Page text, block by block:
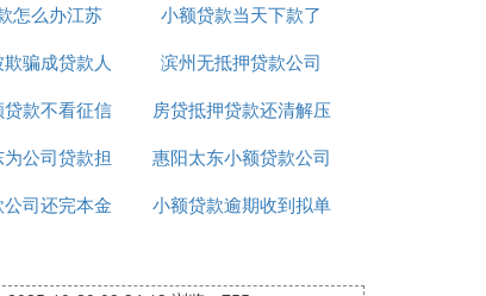
有的，由双方协议清偿；协议不成
不是为夫妻共同生活所欠的债务为
款吗
怎么办江苏
小额贷款当天下款了
骗成贷款人
滨州无抵押贷款公司
款不看征信
房贷抵押贷款还清解压
公司贷款担
保
惠阳太东小额贷款公司
电话
司还完本金
小额贷款逾期收到拟单